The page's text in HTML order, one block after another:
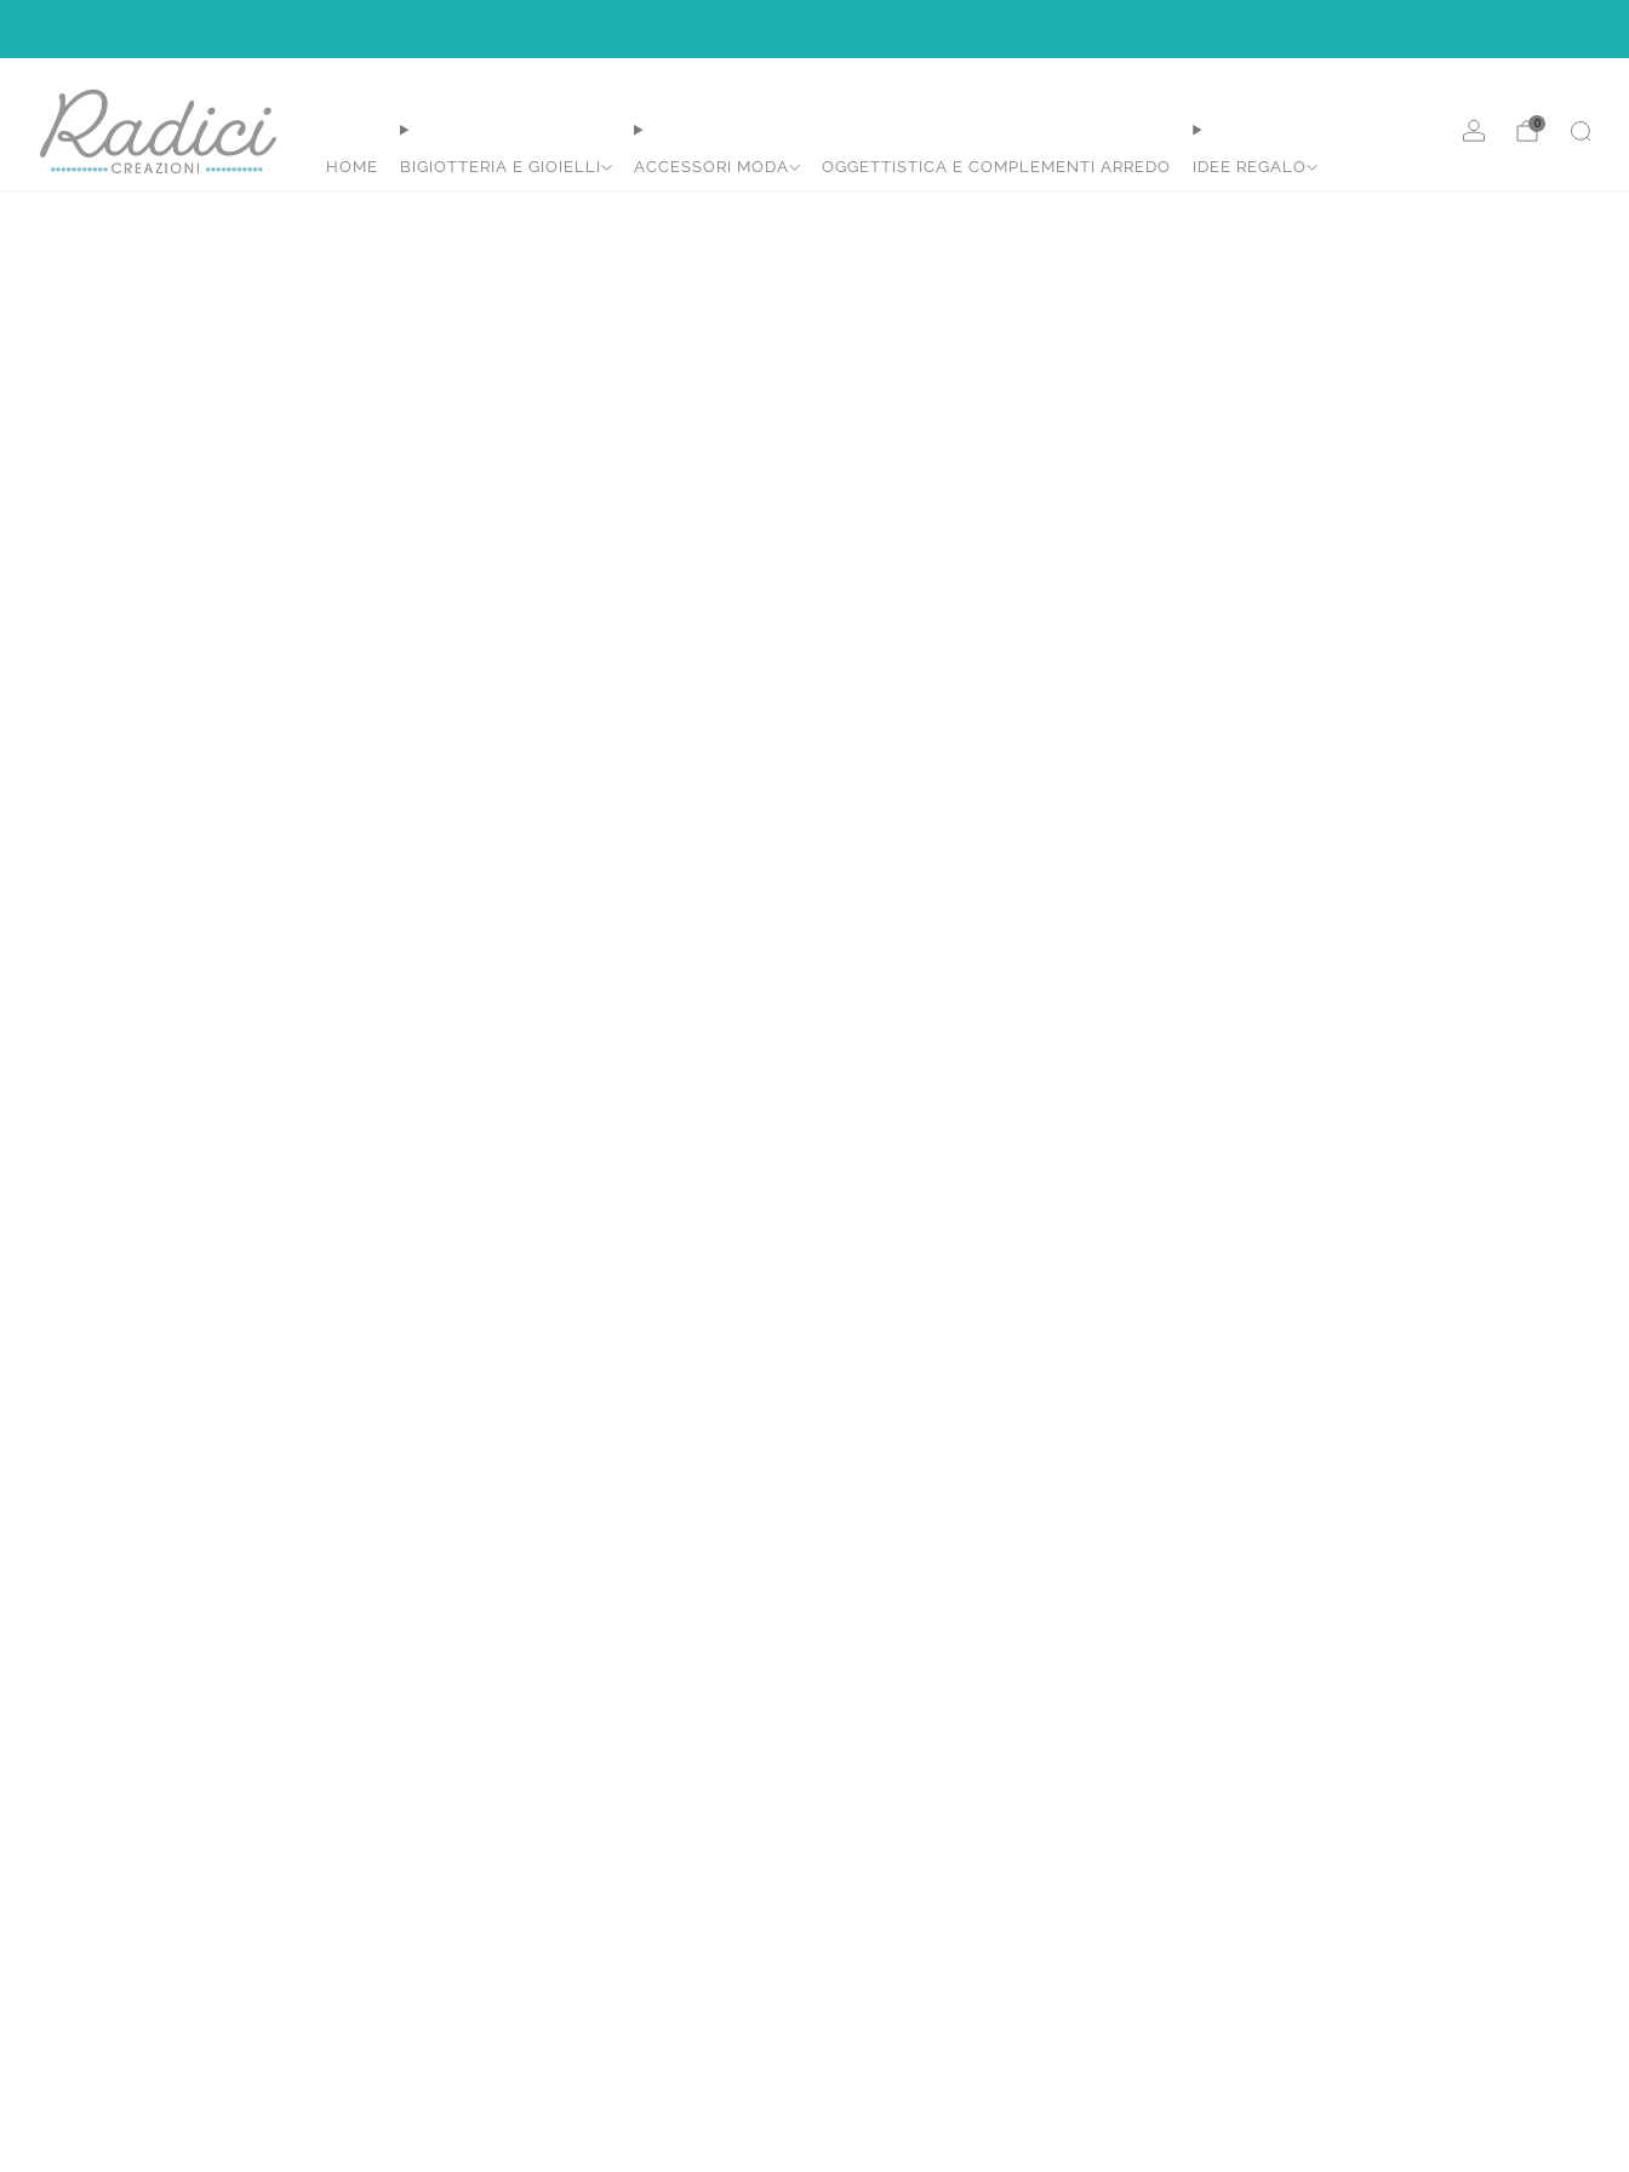
HOME BIGIOTTERIA E GIOIELLI ACCESSORI MODA OGGETTISTICA E COMPLEMENTI ARREDO IDEE REGALO
0